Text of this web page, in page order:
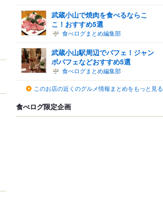
武蔵小山で焼肉を食べるならこ
こ！おすすめ5選
食べログまとめ編集部
武蔵小山駅周辺でパフェ！ジャン
ボパフェなどおすすめ5選
食べログまとめ編集部
このお店の近くのグルメ情報まとめをもっと見る
食べログ限定企画